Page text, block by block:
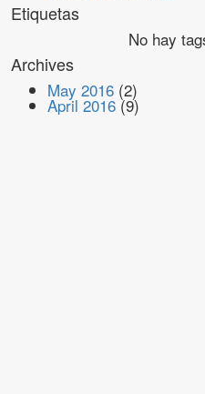
Etiquetas
No hay
Archives
May 2016 (2)
April 2016 (9)